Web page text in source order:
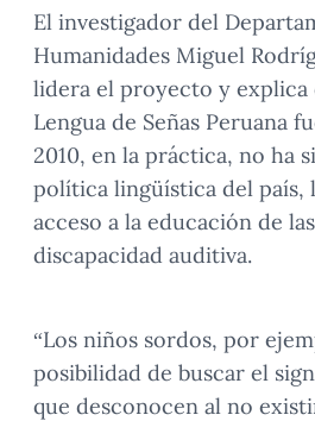
El investigador del
Humanidades Miguel
lidera el proyecto y explica
Lengua de Señas Peruana
2010, en la práctica, no ha
política lingüística del país,
acceso a la educación de
discapacidad auditiva.
“Los niños sordos, por
posibilidad de buscar el
que desconocen al no